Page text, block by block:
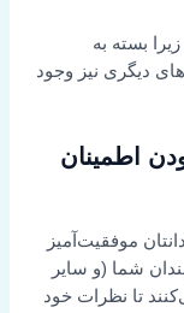
بسته به
دیگری نیز وجود
اطمینان
موفقیت‌آمیز
شما (و سایر
تا نظرات خود